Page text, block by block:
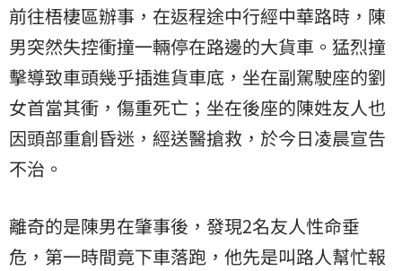
前往梧棲區辦事，在返程途中行經中華路時，陳
男突然失控衝撞一輛停在路邊的大貨車。猛烈撞
擊導致車頭幾乎插進貨車底，坐在副駕駛座的劉
女首當其衝，傷重死亡；坐在後座的陳姓友人也
因頭部重創昏迷，經送醫搶救，於今日凌晨宣告
不治。
離奇的是陳男在肇事後，發現2名友人性命垂
危，第一時間竟下車落跑，他先是叫路人幫忙報